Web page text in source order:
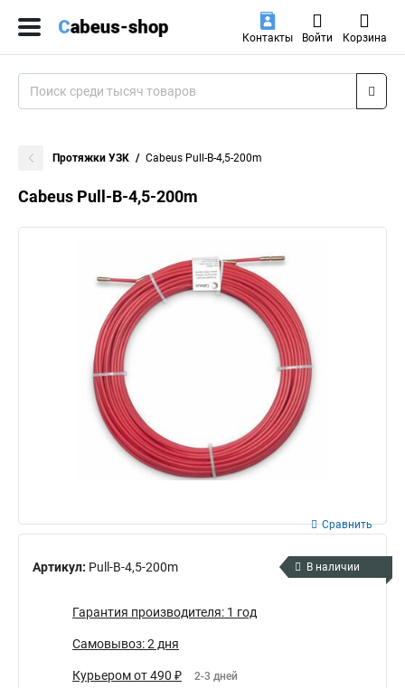
Контакты Войти Корзина
Протяжки УЗК Cabeus Pull-B-4,5-200m
Cabeus Pull-B-4,5-200m
Артикул: Pull-B-4,5-200m
Сравнить
В наличии
Гарантия производителя: 1 год
Самовывоз: 2 дня
Курьером от 490 ₽ 2-3 дней